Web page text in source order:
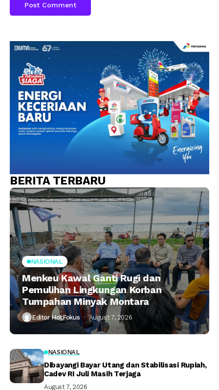
BERITA TERBARU
NASIONAL
Menkeu Kawal Ganti Rugi dan
Pemulihan Lingkungan Korban
Tumpahan Minyak Montara
Editor HotFokus August 7, 2026
NASIONAL
Dibayangi Bayar Utang dan Stabilisasi Rupiah,
Cadev RI Juli Masih Terjaga
August 7, 2026